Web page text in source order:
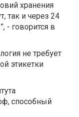
хранения
так и через 24
- говорится в
не требует
этикетки
способный